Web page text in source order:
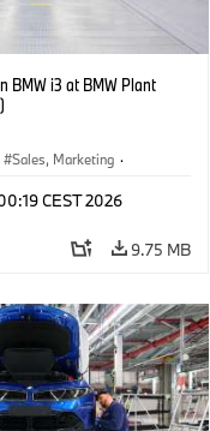
BMW i3 at BMW Plant
Sales, Marketing ·
CEST 2026
9.75 MB